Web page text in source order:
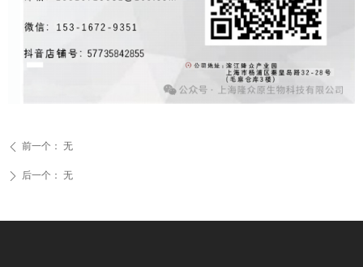
ꄴ 前一个： 无
ꄲ 后一个： 无